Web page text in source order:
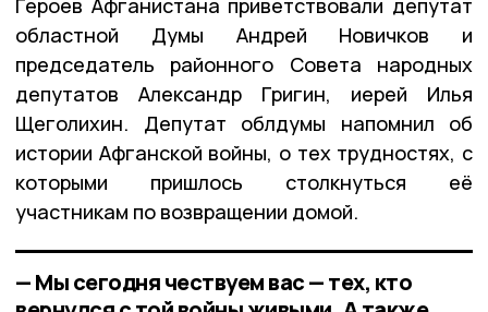
Героев Афганистана приветствовали депутат
областной Думы Андрей Новичков и
председатель районного Совета народных
депутатов Александр Григин, иерей Илья
Щеголихин. Депутат облдумы напомнил об
истории Афганской войны, о тех трудностях, с
которыми пришлось столкнуться её
участникам по возвращении домой.
— Мы сегодня чествуем вас — тех, кто